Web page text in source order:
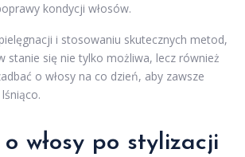
kondycji włosów.
i stosowaniu skutecznych metod,
stanie się nie tylko możliwa, lecz również
o włosy na co dzień, aby zawsze
włosy po stylizacji